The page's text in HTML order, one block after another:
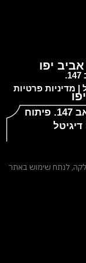
| מדיניות פרטיות
147
. פיתוח
לנתח שימוש באתר